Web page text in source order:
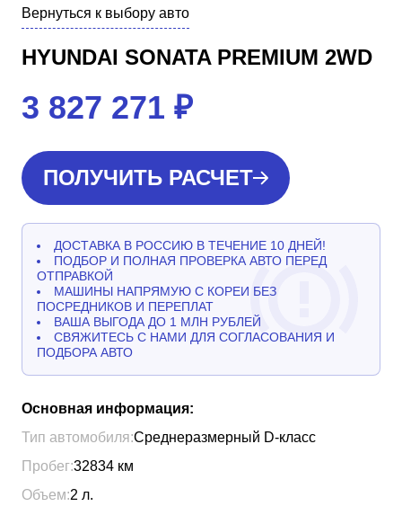
Вернуться к выбору авто
HYUNDAI SONATA PREMIUM 2WD
3 827 271 ₽
ПОЛУЧИТЬ РАСЧЕТ
ДОСТАВКА В РОССИЮ В ТЕЧЕНИЕ 10 ДНЕЙ!
ПОДБОР И ПОЛНАЯ ПРОВЕРКА АВТО ПЕРЕД
ОТПРАВКОЙ
МАШИНЫ НАПРЯМУЮ С КОРЕИ БЕЗ
ПОСРЕДНИКОВ И ПЕРЕПЛАТ
ВАША ВЫГОДА ДО 1 МЛН РУБЛЕЙ
СВЯЖИТЕСЬ С НАМИ ДЛЯ СОГЛАСОВАНИЯ И
ПОДБОРА АВТО
Основная информация:
Тип автомобиля:Среднеразмерный D-класс
Пробег:32834 км
Объем:2 л.